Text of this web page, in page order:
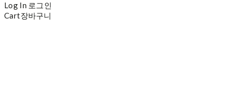
Log In 로그인
Cart장바구니